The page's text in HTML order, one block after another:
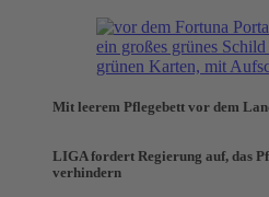
Mit leerem Pflegebett vor dem
LIGA fordert Regierung auf, das
verhindern